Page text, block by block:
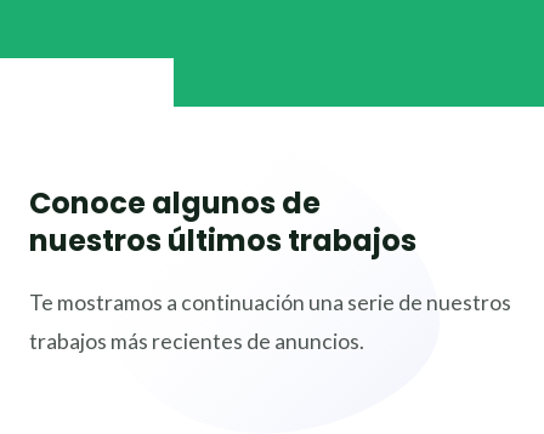
Conoce algunos de
nuestros últimos trabajos
Te mostramos a continuación una serie de nuestros
trabajos más recientes de anuncios.